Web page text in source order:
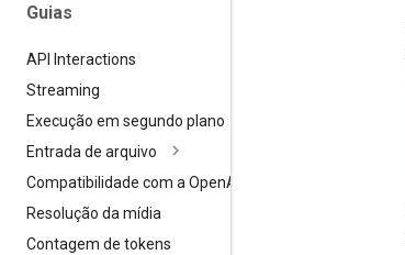
Guias
API Interactions
Streaming
Execução em segundo plano
Entrada de arquivo
Compatibilidade com a OpenAI
Resolução da mídia
Contagem de tokens